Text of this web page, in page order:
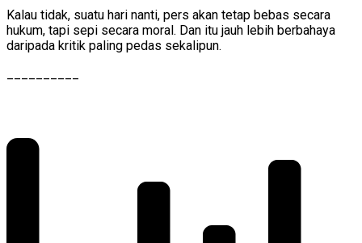
Kalau tidak, suatu hari nanti, pers akan tetap bebas secara
hukum, tapi sepi secara moral. Dan itu jauh lebih berbahaya
daripada kritik paling pedas sekalipun.